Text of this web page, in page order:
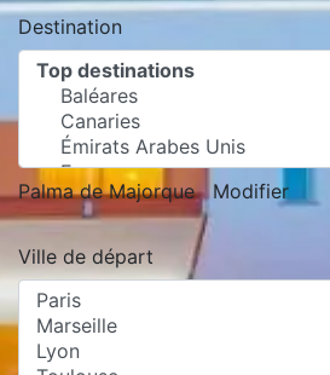
Destination
Palma de Majorque Modifier
Ville de départ